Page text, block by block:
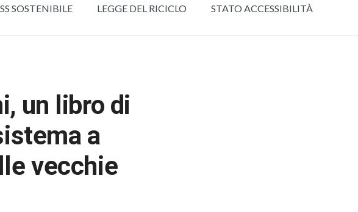
SOSTENIBILE LEGGE DEL RICICLO STATO ACCESSIBILITÀ
un libro di
a
vecchie